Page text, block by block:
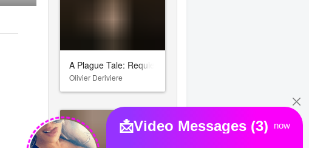
A Plague Tale: Requiem
Olivier Deriviere